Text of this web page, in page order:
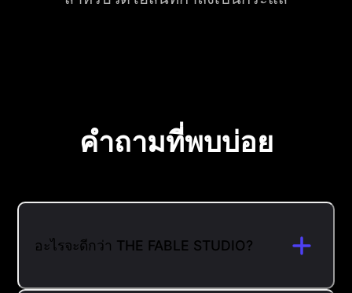
คำถามที่พบบ่อย
อะไรจะดีกว่า THE FABLE STUDIO?